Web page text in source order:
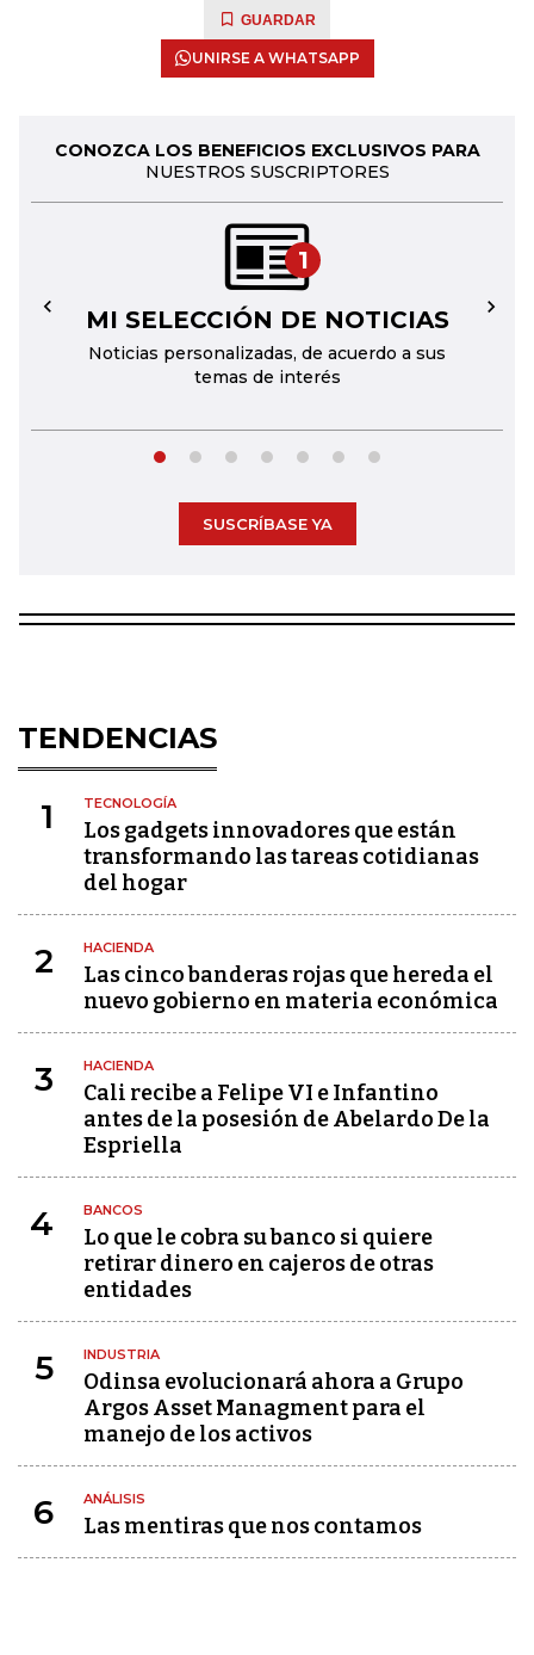
GUARDAR
UNIRSE A WHATSAPP
CONOZCA LOS BENEFICIOS EXCLUSIVOS PARA
NUESTROS SUSCRIPTORES
1
MI SELECCIÓN DE NOTICIAS
Noticias personalizadas, de acuerdo a sus
temas de interés
← →
SUSCRÍBASE YA
TENDENCIAS
1 TECNOLOGÍA
Los gadgets innovadores que están
transformando las tareas cotidianas
del hogar
2 HACIENDA
Las cinco banderas rojas que hereda el
nuevo gobierno en materia económica
3 HACIENDA
Cali recibe a Felipe VI e Infantino
antes de la posesión de Abelardo De la
Espriella
4 BANCOS
Lo que le cobra su banco si quiere
retirar dinero en cajeros de otras
entidades
5 INDUSTRIA
Odinsa evolucionará ahora a Grupo
Argos Asset Managment para el
manejo de los activos
6 ANÁLISIS
Las mentiras que nos contamos